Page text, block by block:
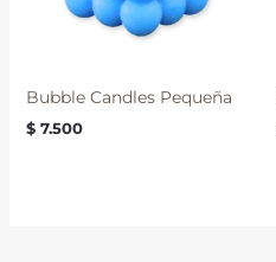
Bubble Candles Pequeña
$7.500